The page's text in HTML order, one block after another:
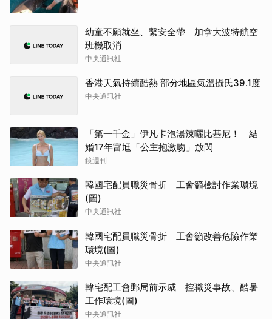
幼童不願就坐、繫安全帶 加拿大波特航空
班機取消
中央通訊社
香港天氣持續酷熱 部分地區氣溫攝氏39.1度
中央通訊社
「第一千金」伊凡卡泡湯辣曬比基尼！ 結
婚17年富尪「公主抱激吻」放閃
鏡週刊
韓國宅配員職災骨折 工會籲檢討作業環境
(圖)
中央通訊社
韓國宅配員職災骨折 工會籲改善危險作業
環境(圖)
中央通訊社
韓宅配工會郵局前示威 控職災事故、酷暑
工作環境(圖)
中央通訊社